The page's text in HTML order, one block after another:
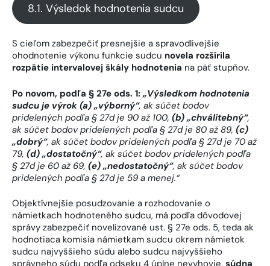
8.1. Výsledok hodnotenia sudcu
S cieľom zabezpečiť presnejšie a spravodlivejšie
ohodnotenie výkonu funkcie sudcu novela rozšírila
rozpätie intervalovej škály hodnotenia na päť stupňov.
Po novom, podľa § 27e ods. 1: „Výsledkom hodnotenia
sudcu je výrok (a) „výborný“, ak súčet bodov
pridelených podľa § 27d je 90 až 100, (b) „chválitebný“,
ak súčet bodov pridelených podľa § 27d je 80 až 89, (c)
„dobrý“, ak súčet bodov pridelených podľa § 27d je 70 až
79, (d) „dostatočný“, ak súčet bodov pridelených podľa
§ 27d je 60 až 69, (e) „nedostatočný“, ak súčet bodov
pridelených podľa § 27d je 59 a menej.“
Objektívnejšie posudzovanie a rozhodovanie o
námietkach hodnoteného sudcu, má podľa dôvodovej
správy zabezpečiť novelizované ust. § 27e ods. 5, teda ak
hodnotiaca komisia námietkam sudcu okrem námietok
sudcu najvyššieho súdu alebo sudcu najvyššieho